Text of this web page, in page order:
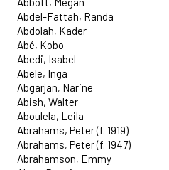
Abdel-Fattah, Randa
Abdolah, Kader
Abé, Kobo
Abedi, Isabel
Abele, Inga
Abgarjan, Narine
Abish, Walter
Aboulela, Leila
Abrahams, Peter (f. 1919)
Abrahams, Peter (f. 1947)
Abrahamson, Emmy